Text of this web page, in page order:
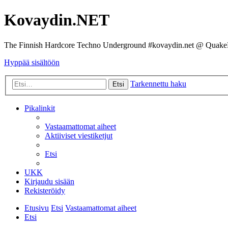
Kovaydin.NET
The Finnish Hardcore Techno Underground #kovaydin.net @
Hyppää sisältöön
Etsi Tarkennettu haku
Pikalinkit
Vastaamattomat aiheet
Aktiiviset viestiketjut
Etsi
UKK
Kirjaudu sisään
Rekisteröidy
Etusivu Etsi Vastaamattomat aiheet
Etsi